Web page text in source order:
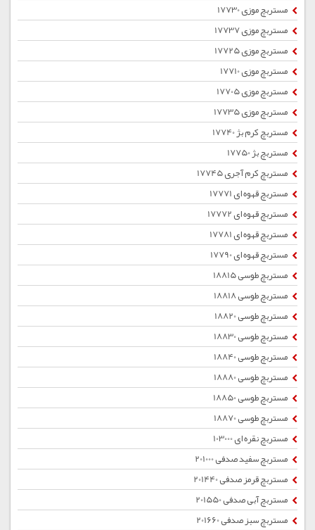
مستربچ موزی 17730
مستربچ موزی 17737
مستربچ موزی 17725
مستربچ موزی 17710
مستربچ موزی 17705
مستربچ موزی 17735
مستربچ کرم بژ 17740
مستربچ بژ 17750
مستربچ کرم آجری 17745
مستربچ قهوه ای 17771
مستربچ قهوه ای 17772
مستربچ قهوه ای 17781
مستربچ قهوه ای 17790
مستربچ طوسی 18815
مستربچ طوسی 18818
مستربچ طوسی 18820
مستربچ طوسی 18830
مستربچ طوسی 18840
مستربچ طوسی 18880
مستربچ طوسی 18850
مستربچ طوسی 18870
مستربچ نقره ای 103000
مستربچ سفید صدفی 201000
مستربچ قرمز صدفی 201440
مستربچ آبی صدفی 201550
مستربچ سبز صدفی 201660